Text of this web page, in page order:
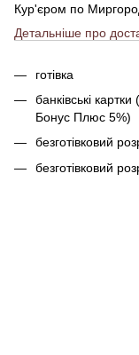
Кур'єром по
Детальніше про
готівка
банківські
Бонус Плюс 5%)
безготівковий
безготівковий